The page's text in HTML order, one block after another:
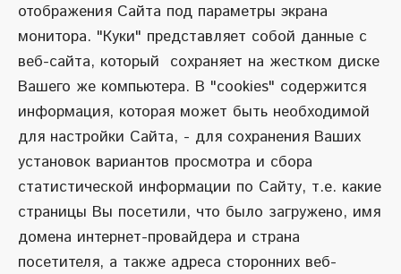
отображения Сайта под параметры экрана
монитора. "Куки" представляет собой данные с
веб-сайта, который сохраняет на жестком диске
Вашего же компьютера. В "cookies" содержится
информация, которая может быть необходимой
для настройки Сайта, - для сохранения Ваших
установок вариантов просмотра и сбора
статистической информации по Сайту, т.е. какие
страницы Вы посетили, что было загружено, имя
домена интернет-провайдера и страна
посетителя, а также адреса сторонних веб-